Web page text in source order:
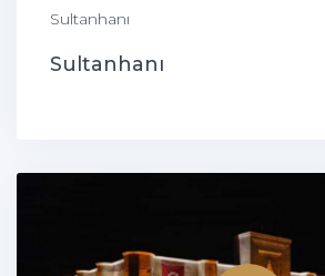
Sultanhanı
Sultanhanı